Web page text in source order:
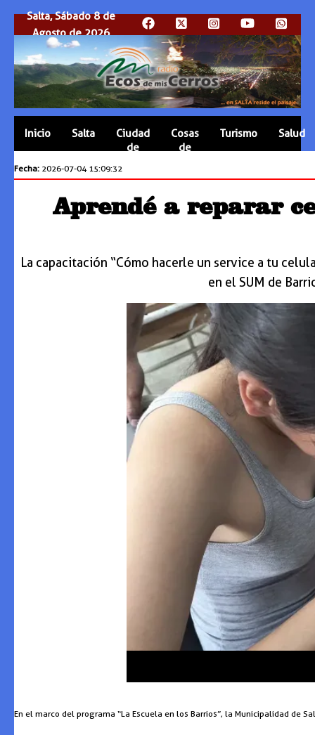
Salta, Sábado 8 de
Agosto de 2026
Inicio Salta
Ciudad
de
Cosas
de
Turismo Salud
Fecha: 2026-07-04 15:09:32
Aprendé a reparar
La capacitación “Cómo hacerle un service a tu
en el SUM de
En el marco del programa “La Escuela en los Barrios”, la Municipalidad de